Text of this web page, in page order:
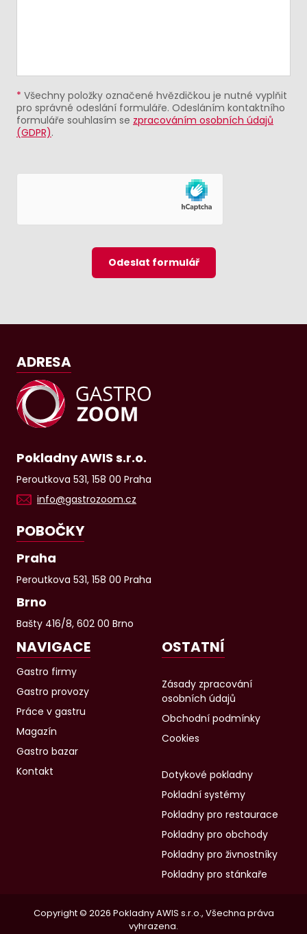
* Všechny položky označené hvězdičkou je nutné vyplňit
pro správné odeslání formuláře. Odesláním kontaktního
formuláře souhlasím se zpracováním osobních údajů
(GDPR).
Odeslat formulář
ADRESA
Pokladny AWIS s.r.o.
Peroutkova 531, 158 00 Praha
info@gastrozoom.cz
POBOČKY
Praha
Peroutkova 531, 158 00 Praha
Brno
Bašty 416/8, 602 00 Brno
NAVIGACE
Gastro firmy
Gastro provozy
Práce v gastru
Magazín
Gastro bazar
Kontakt
OSTATNÍ
Zásady zpracování
osobních údajů
Obchodní podmínky
Cookies
Dotykové pokladny
Pokladní systémy
Pokladny pro restaurace
Pokladny pro obchody
Pokladny pro živnostníky
Pokladny pro stánkaře
Copyright © 2026 Pokladny AWIS s.r.o., Všechna práva
vyhrazena.